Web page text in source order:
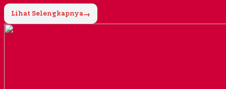
Lihat Selengkapnya→